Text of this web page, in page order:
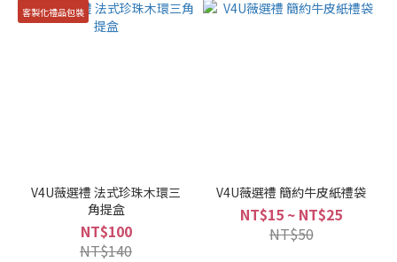
客製化禮品包裝
V4U薇選禮 法式珍珠木環三
角提盒
NT$100
NT$140
V4U薇選禮 簡約牛皮紙禮袋
NT$15 ~ NT$25
NT$50